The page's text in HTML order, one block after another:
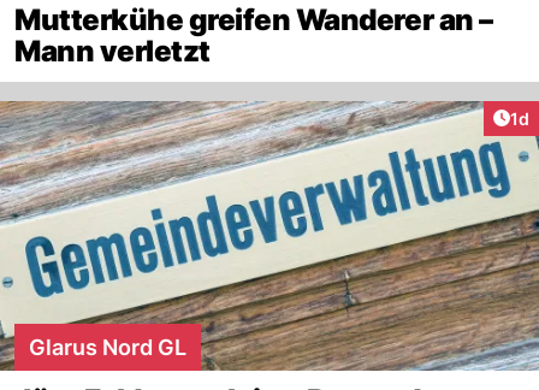
Mutterkühe greifen Wanderer an –
Mann verletzt
1d
Glarus Nord GL